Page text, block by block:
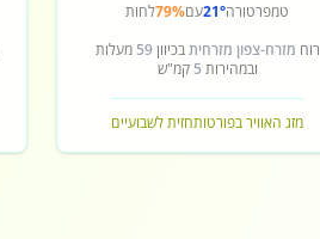
טמפרטורה21°עם79%לחות
רוח מזרח-צפון מזרחיתבכיוון59 מעלות
ובמהירות 5 קמ"ש
מזג האוויר בפורטותחזית לשבועיים